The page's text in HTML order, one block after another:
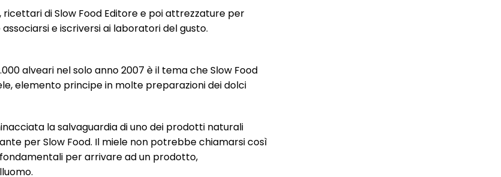
di Slow Food Editore e poi attrezzature per
e iscriversi ai laboratori del gusto.
alveari nel solo anno 2007 è il tema che Slow Food
elemento principe in molte preparazioni dei dolci
la salvaguardia di uno dei prodotti naturali
per Slow Food. Il miele non potrebbe chiamarsi così
per arrivare ad un prodotto,